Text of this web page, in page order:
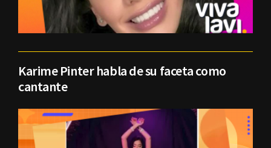
Karime Pinter habla de su faceta como
cantante